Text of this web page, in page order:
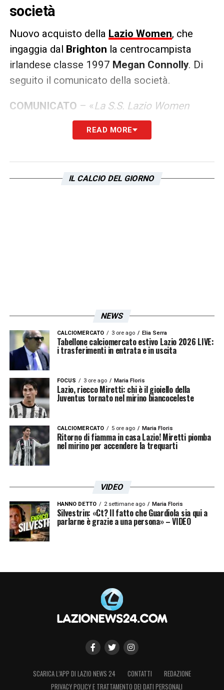
società
Nuovo acquisto della Lazio Women, che
ingaggia dal Brighton la centrocampista
irlandese classe 1997 Megan Connolly. Di
seguito il comunicato della società.
COMUNICATO – «La S.S. Lazio Women
2015 A.R.L. rende noto che Megan Connolly
è una nuova calciatrice biancoceleste.
esperienze importanti nella massima serie
LA PLAYLIST DELLE NOSTRE TOP NEWS
READ MORE
IL CALCIO DEL GIORNO
NEWS
CALCIOMERCATO 3 ore ago Elia Serra
Tabellone calciomercato estivo Lazio 2026 LIVE:
i trasferimenti in entrata e in uscita
FOCUS 3 ore ago Maria Floris
Lazio, riecco Miretti: chi è il gioiello della
Juventus tornato nel mirino biancoceleste
CALCIOMERCATO 5 ore ago Maria Floris
Ritorno di fiamma in casa Lazio! Miretti piomba
nel mirino per accendere la trequarti
VIDEO
HANNO DETTO 2 settimane ago Maria Floris
Silvestrin: «Ct? Il fatto che Guardiola sia qui a
parlarne è grazie a una persona» – VIDEO
SCARICA L’APP DI LAZIO NEWS 24 CONTATTI
REDAZIONE
PRIVACY POLICY E TRATTAMENTO DEI DATI PERSONALI